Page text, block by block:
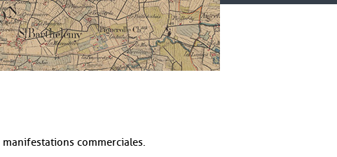
commerciales.